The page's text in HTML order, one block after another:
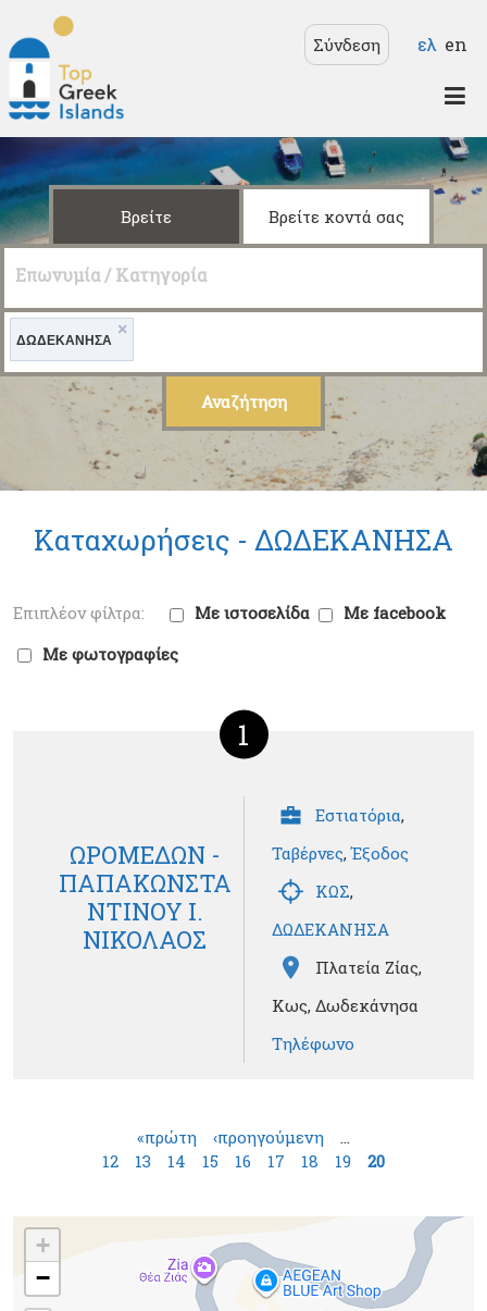
κυρίως περιεχόμενο
Top
Greek
Islands
Σύνδεση ελ en
Βρείτε Βρείτε κοντά σας
Επωνυμία / Κατηγορία
×
ΔΩΔΕΚΑΝΗΣΑ
Καταχωρήσεις - ΔΩΔΕΚΑΝΗΣΑ
Με ιστοσελίδα
Με facebook
Με φωτογραφίες
1
ΩΡΟΜΕΔΩΝ -
ΠΑΠΑΚΩΝΣΤΑ
ΝΤΙΝΟΥ Ι.
ΝΙΚΟΛΑΟΣ
Εστιατόρια,
Ταβέρνες,Έξοδος
ΚΩΣ,
ΔΩΔΕΚΑΝΗΣΑ
Πλατεία Ζίας,
Κως, Δωδεκάνησα
Τηλέφωνο
«πρώτη ‹προηγούμενη
12
13 14 15 16 17 18 19 20
+
−